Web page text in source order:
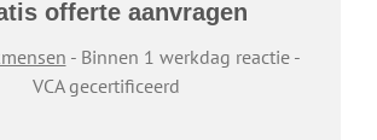
offerte aanvragen
- Binnen 1 werkdag reactie -
VCA gecertificeerd